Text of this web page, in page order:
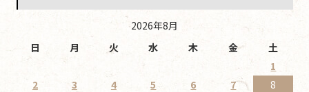
2026年8月
日
月 火 水 木 金 土
1
2
3 4 5 6 7
8